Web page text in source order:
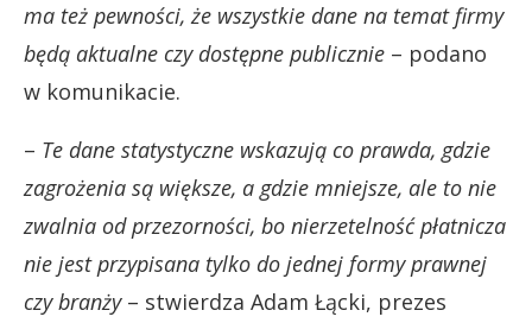
ma też pewności, że wszystkie dane na temat firmy
będą aktualne czy dostępne publicznie – podano
w komunikacie.
– Te dane statystyczne wskazują co prawda, gdzie
zagrożenia są większe, a gdzie mniejsze, ale to nie
zwalnia od przezorności, bo nierzetelność płatnicza
nie jest przypisana tylko do jednej formy prawnej
czy branży– stwierdza Adam Łącki, prezes